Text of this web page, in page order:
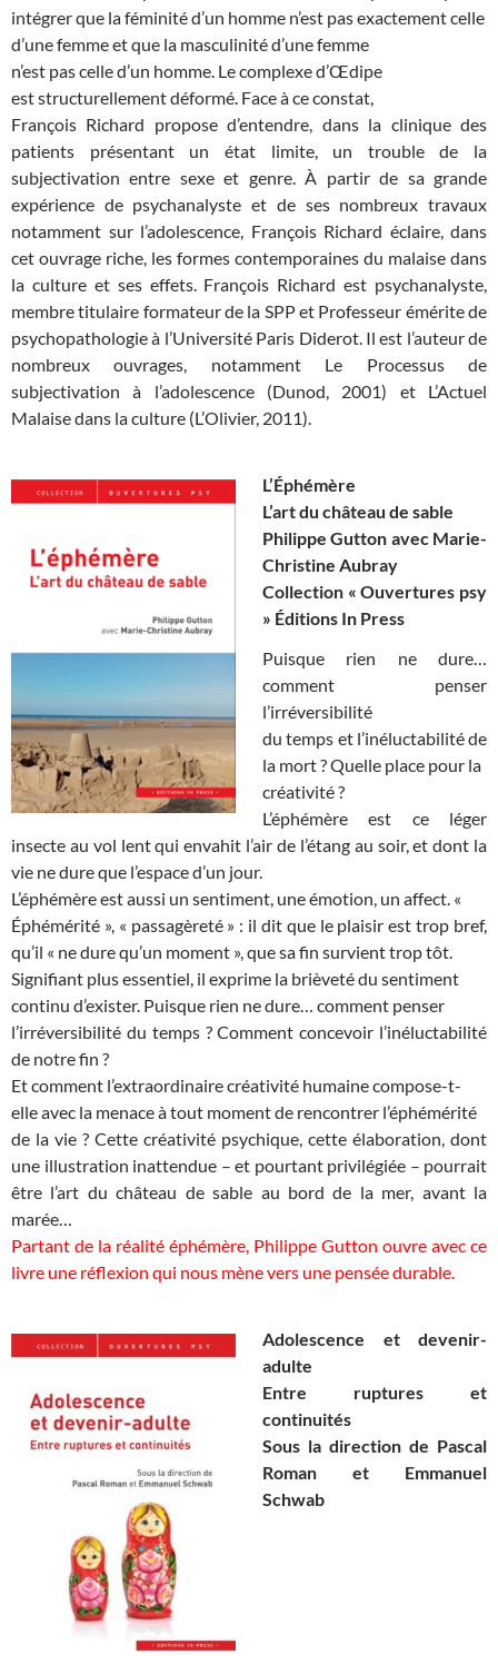
intégrer que la féminité d’un homme n’est pas exactement celle
d’une femme et que la masculinité d’une femme
n’est pas celle d’un homme. Le complexe d’Œdipe
est structurellement déformé. Face à ce constat,
François Richard propose d’entendre, dans la clinique des
patients présentant un état limite, un trouble de la
subjectivation entre sexe et genre. À partir de sa grande
expérience de psychanalyste et de ses nombreux travaux
notamment sur l’adolescence, François Richard éclaire, dans
cet ouvrage riche, les formes contemporaines du malaise dans
la culture et ses effets. François Richard est psychanalyste,
membre titulaire formateur de la SPP et Professeur émérite de
psychopathologie à l’Université Paris Diderot. Il est l’auteur de
nombreux ouvrages, notamment Le Processus de
subjectivation à l’adolescence (Dunod, 2001) et L’Actuel
Malaise dans la culture (L’Olivier, 2011).
L’Éphémère
L’art du château de sable
Philippe Gutton avecMarie-
Christine Aubray
Collection « Ouvertures psy
» Éditions In Press
Puisque rien nedure…
comment penser
l’irréversibilité
du temps et l’inéluctabilité de
la mort ? Quelle place pour la
créativité ?
L’éphémèreest ce léger
insecte au vol lentquienvahit l’airde l’étang au soir, et dont la
vie ne dure que l’espace d’un jour.
L’éphémèreestaussi un sentiment, uneémotion, un affect. «
Éphémérité », « passagèreté » : il dit que le plaisir est trop bref,
qu’il « ne dure qu’un moment », que sa fin survient trop tôt.
Signifiant plus essentiel, il exprime la brièveté du sentiment
continu d’exister. Puisque rien ne dure… comment penser
l’irréversibilité du temps ? Comment concevoir l’inéluctabilité
de notre fin ?
Et comment l’extraordinaire créativité humaine compose-t-
elle avec la menace à tout moment de rencontrer l’éphémérité
de la vie ? Cette créativité psychique, cette élaboration, dont
une illustration inattendue – et pourtant privilégiée – pourrait
être l’art du château de sable au bord de la mer, avant la
marée…
Partant de la réalité éphémère, Philippe Gutton ouvre avec ce
livre une réflexion qui nous mène vers une pensée durable.
Adolescence et devenir-
adulte
Entre ruptures et
continuités
Sous la direction de Pascal
Roman et Emmanuel
Schwab